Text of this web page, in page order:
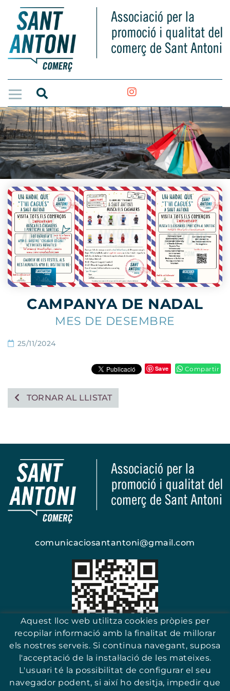
CAMPANYA DE NADAL
MES DE DESEMBRE
25/11/2024
Save Compartir
TORNAR AL LLISTAT
comunicaciosantantoni@gmail.com
Escaneja i troba el teu comerç
Aquest lloc web utilitza cookies pròpies per
recopilar informació amb la finalitat de millorar
els nostres serveis. Si continua navegant, suposa
l'acceptació de la instal·lació de les mateixes.
L'usuari té la possibilitat de configurar el seu
navegador podent, si així ho desitja, impedir que